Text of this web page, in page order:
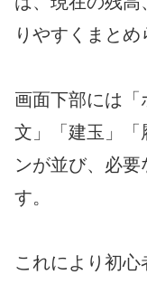
りやすくまとめ
画面下部には
文」「建玉」「
ンが並び、必要
す。
これにより初